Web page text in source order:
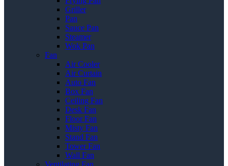
Griller
Pan
Sauce Pan
Steamer
Wok Pan
Fan
Air Cooler
Air Curtain
Auto Fan
Box Fan
Ceiling Fan
Desk Fan
Floor Fan
Misty Fan
Stand Fan
Tower Fan
Wall Fan
Ventilating Fan